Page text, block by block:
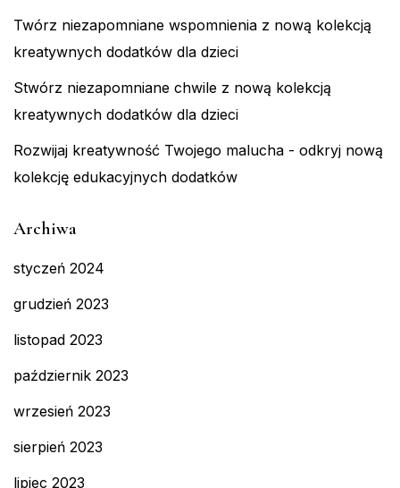
Twórz niezapomniane wspomnienia z nową kolekcją
kreatywnych dodatków dla dzieci
Stwórz niezapomniane chwile z nową kolekcją
kreatywnych dodatków dla dzieci
Rozwijaj kreatywność Twojego malucha - odkryj nową
kolekcję edukacyjnych dodatków
Archiwa
styczeń 2024
grudzień 2023
listopad 2023
październik 2023
wrzesień 2023
sierpień 2023
lipiec 2023